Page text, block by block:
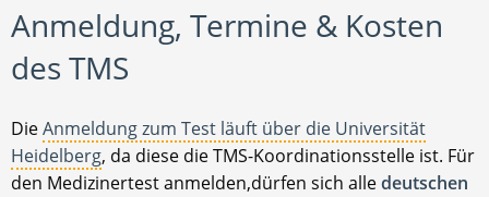
Anmeldung, Termine & Kosten
des TMS
DieAnmeldung zum Test läuft über die Universität
Heidelberg, da diese die TMS-Koordinationsstelle ist. Für
den Medizinertest anmelden,dürfen sich alledeutschen